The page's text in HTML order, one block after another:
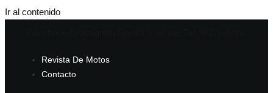
Ir al contenido
Revista De Motos
Contacto